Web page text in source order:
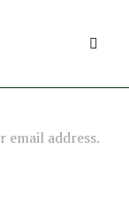
email address.